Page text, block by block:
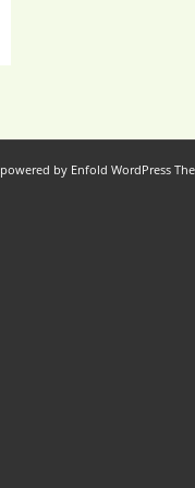
powered by Enfold WordPress